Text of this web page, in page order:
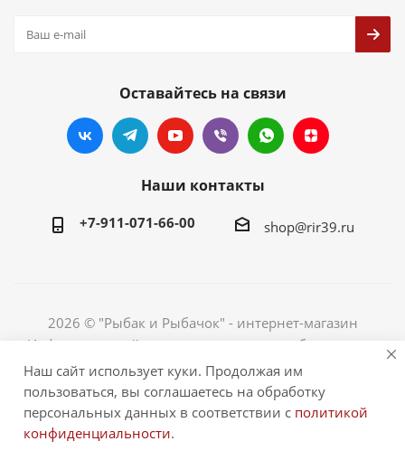
Оставайтесь на связи
Наши контакты
+7-911-071-66-00 shop@rir39.ru
2026 © "Рыбак и Рыбачок" - интернет-магазин
Информация сайта защищена законом об авторских
правах. Индивидуальный предприниматель Рогов
Сергей Юрьевич. ИНН 390600967290. ОГРНИП
324390000064229.
Наш сайт использует куки. Продолжая им
пользоваться, вы соглашаетесь на обработку
персональных данных в соответствии с политикой
конфиденциальности.